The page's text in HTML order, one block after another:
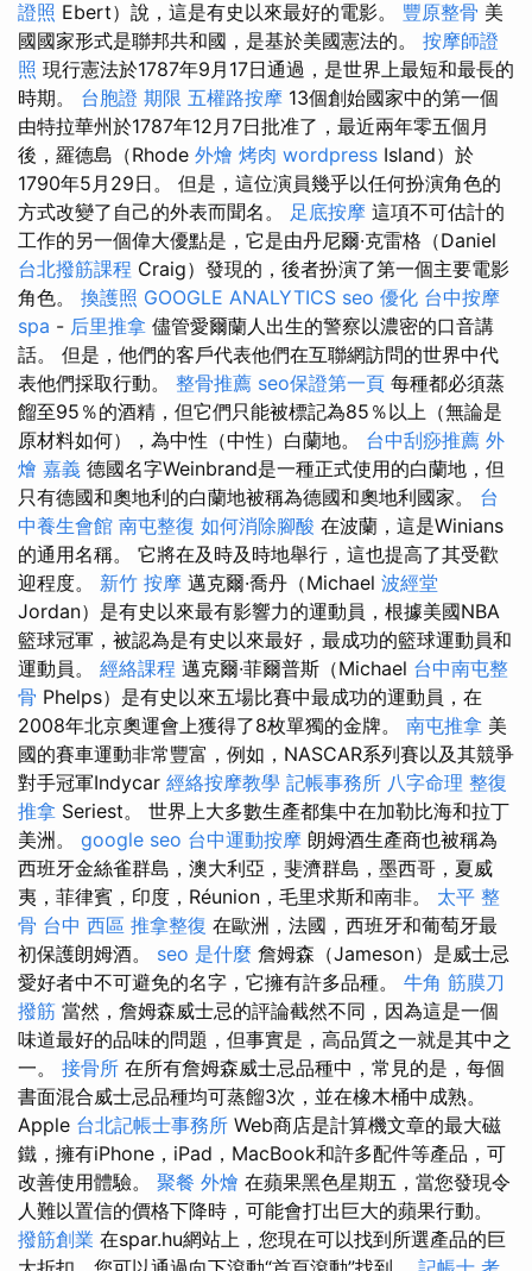
證照 Ebert）說，這是有史以來最好的電影。 豐原整骨 美
國國家形式是聯邦共和國，是基於美國憲法的。 按摩師證
照 現行憲法於1787年9月17日通過，是世界上最短和最長的
時期。 台胞證 期限 五權路按摩 13個創始國家中的第一個
由特拉華州於1787年12月7日批准了，最近兩年零五個月
後，羅德島（Rhode 外燴 烤肉 wordpress Island）於
1790年5月29日。 但是，這位演員幾乎以任何扮演角色的
方式改變了自己的外表而聞名。 足底按摩 這項不可估計的
工作的另一個偉大優點是，它是由丹尼爾·克雷格（Daniel
台北撥筋課程 Craig）發現的，後者扮演了第一個主要電影
角色。 換護照 GOOGLE ANALYTICS seo 優化 台中按摩
spa - 后里推拿 儘管愛爾蘭人出生的警察以濃密的口音講
話。 但是，他們的客戶代表他們在互聯網訪問的世界中代
表他們採取行動。 整骨推薦 seo保證第一頁 每種都必須蒸
餾至95％的酒精，但它們只能被標記為85％以上（無論是
原材料如何），為中性（中性）白蘭地。 台中刮痧推薦 外
燴 嘉義 德國名字Weinbrand是一種正式使用的白蘭地，但
只有德國和奧地利的白蘭地被稱為德國和奧地利國家。 台
中養生會館 南屯整復 如何消除腳酸 在波蘭，這是Winians
的通用名稱。 它將在及時及時地舉行，這也提高了其受歡
迎程度。 新竹 按摩 邁克爾·喬丹（Michael 波經堂
Jordan）是有史以來最有影響力的運動員，根據美國NBA
籃球冠軍，被認為是有史以來最好，最成功的籃球運動員和
運動員。 經絡課程 邁克爾·菲爾普斯（Michael 台中南屯整
骨 Phelps）是有史以來五場比賽中最成功的運動員，在
2008年北京奧運會上獲得了8枚單獨的金牌。 南屯推拿 美
國的賽車運動非常豐富，例如，NASCAR系列賽以及其競爭
對手冠軍Indycar 經絡按摩教學 記帳事務所 八字命理 整復
推拿 Seriest。 世界上大多數生產都集中在加勒比海和拉丁
美洲。 google seo 台中運動按摩 朗姆酒生產商也被稱為
西班牙金絲雀群島，澳大利亞，斐濟群島，墨西哥，夏威
夷，菲律賓，印度，Réunion，毛里求斯和南非。 太平 整
骨 台中 西區 推拿整復 在歐洲，法國，西班牙和葡萄牙最
初保護朗姆酒。 seo 是什麼 詹姆森（Jameson）是威士忌
愛好者中不可避免的名字，它擁有許多品種。 牛角 筋膜刀
撥筋 當然，詹姆森威士忌的評論截然不同，因為這是一個
味道最好的品味的問題，但事實是，高品質之一就是其中之
一。 接骨所 在所有詹姆森威士忌品種中，常見的是，每個
書面混合威士忌品種均可蒸餾3次，並在橡木桶中成熟。
Apple 台北記帳士事務所 Web商店是計算機文章的最大磁
鐵，擁有iPhone，iPad，MacBook和許多配件等產品，可
改善使用體驗。 聚餐 外燴 在蘋果黑色星期五，當您發現令
人難以置信的價格下降時，可能會打出巨大的蘋果行動。
撥筋創業 在spar.hu網站上，您現在可以找到所選產品的巨